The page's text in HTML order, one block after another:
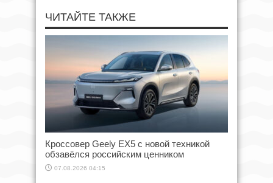
ЧИТАЙТЕ ТАКЖЕ
Кроссовер Geely EX5 с новой техникой
обзавёлся российским ценником
07.08.2026 04:15